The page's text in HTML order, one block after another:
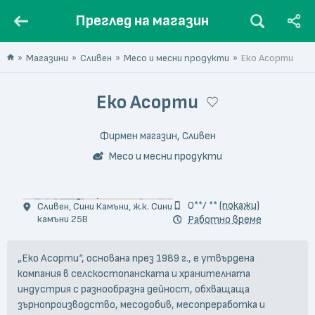
Преглед на магазин
Магазини Сливен Месо и месни продукти Eко Aсорти
Eко Aсорти
Фирмен магазин, Сливен
Месо и месни продукти
Сливен, Сини Камъни, ж.к. Сини
камъни 25В
0**/ **(покажи)
Работно време
„Еко Асорти“, основана през 1989 г., е утвърдена
компания в селскостопанската и хранителната
индустрия с разнообразна дейност, обхващаща
зърнопроизводство, месодобив, месопреработка и